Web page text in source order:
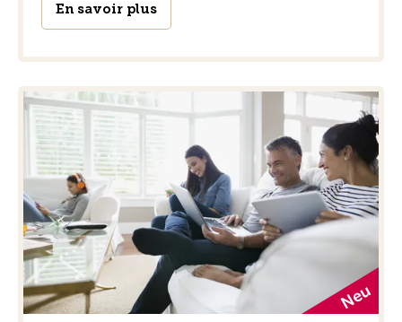
En savoir plus